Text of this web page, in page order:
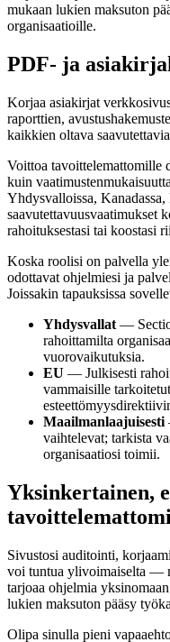
mukaan lukien maksuton
organisaatioille.
PDF- ja
Korjaa asiakirjat
raporttien,
kaikkien oltava
Voittoa tavoittelemattomille
kuin
Yhdysvalloissa, Kanadassa,
saavutettavuusvaatimukset
rahoituksestasi tai koostasi
Koska roolisi on palvella
odottavat ohjelmiesi ja
Joissakin tapauksissa
Yhdysvallat —
rahoittamilta
vuorovaikutuksia.
EU — Julkisesti
vammaisille
Maailmanlaajuisesti
vaihtelevat; tarkista
organisaatiosi toimii.
Yksinkertainen,
Sivustosi auditointi,
voi tuntua ylivoimaiselta —
tarjoaa ohjelmia
lukien maksuton pääsy
Olipa sinulla pieni